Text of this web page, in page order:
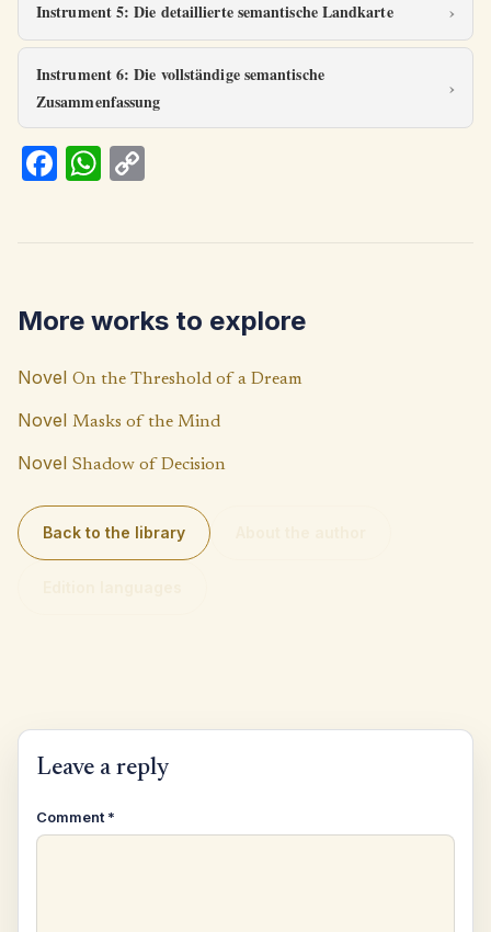
Instrument 5: Die detaillierte semantische Landkarte
Instrument 6: Die vollständige semantische
Zusammenfassung
Fa
k
W
p
p
Li
n
k
More works to explore
Novel On the Threshold of a Dream
Novel Masks of the Mind
Novel Shadow of Decision
Back to the library
Leave a reply
Comment *